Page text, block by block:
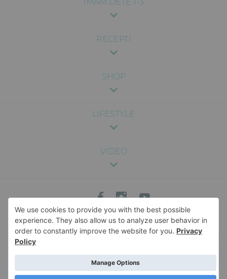
RECEPTI
SHOP
LIFESTYLE
VIDEO
Sadržaj na ovom sajtu je pružen u svrhu zabave i opšte informacije, i nije
namenjen kao medicinski, pravni ili profesionalni savet. Nismo odgovorni za
bilo kakve posledice koje mogu nastati usled korišćenja informacija sa sajta.
stručnjakom. Za više informacija o sadržaju veb-sajta, i pravima i obavezama u
vezi sa istim, pročitajte našeUslove korišćenja. Naš veb-sajt koristi kolačiće